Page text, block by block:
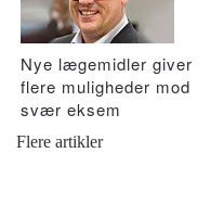
Nye lægemidler giver
flere muligheder mod
svær eksem
Flere artikler